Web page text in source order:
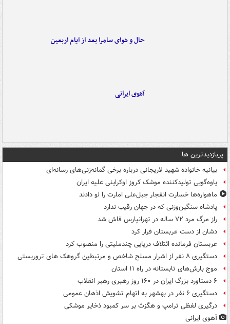
حال و هوای سامرا بعد از ایام اربعین
آهوی ایرانی
پربازدیدترین ها
بیانیه خانواده شهید لاریجانی درباره برخی گمانه‌زنی‌های رسانه‌ای
یاوه‌گویی تولیدکننده موشک کروز اوکراینی علیه ایران
ماهواره‌ها خسارت انفجار جبل‌علی امارت را لو دادند
پادشاه سنگین‌وزنی که در جهان رقیب ندارد
راز مرگ مرد ۷۲ ساله در تهرانپارس فاش شد
دشان از دست عربستان فرار کرد
عربستان فرمانده ائتلاف دریایی چندملیتی را منصوب کرد
دستگیری ۸ نفر از اشرار مسلح شاخص و مرتبطین گروهک های تروریستی
موج بارش‌های تابستانه در راه ۱۱ استان
۶ دستاورد بزرگ ایران در ۱۶۰ روز رهبری رهبر انقلاب
دستگیری ۶ نفر در بهشهر به اتهام تشویش اذهان عمومی
درگیری لفظی ترامپ و هگزث بر سر کمبود ذخایر موشکی
آهوی ایرانی